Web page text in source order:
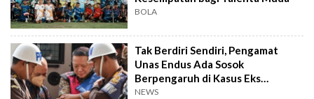
BOLA
Tak Berdiri Sendiri, Pengamat
Unas Endus Ada Sosok
Berpengaruh di Kasus Eks
Jampidsus
NEWS